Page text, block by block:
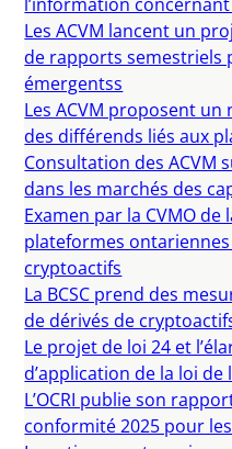
Les ACVM lancent un
de rapports semestriels
émergentss
Les ACVM proposent
des différends liés aux
Consultation des ACVM
dans les marchés des
Examen par la CVMO
plateformes
cryptoactifs
La BCSC prend des
de dérivés de
Le projet de loi 24 et
d’application de la loi de
L’OCRI publie son
conformité 2025 pour